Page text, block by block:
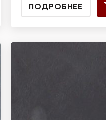
ПОДРОБНЕЕ